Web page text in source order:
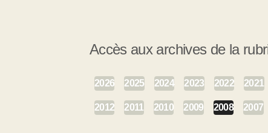
Accès aux archives de la
2026 2025 2024 2023 2022 2021
2012 2011 2010 2009 2008 2007